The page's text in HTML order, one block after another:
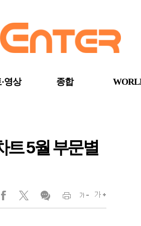
영상 종합
트 5월 부문별